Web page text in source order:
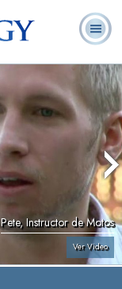
Frecuentes
Libros
Pete, Instructor de Motos
Ver Video